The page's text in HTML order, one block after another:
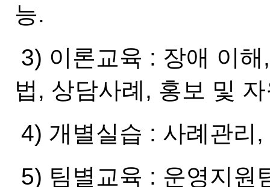
능.
3) 이론교육 : 장애 이
법, 상담사례, 홍보 및
4) 개별실습 : 사례관리
5) 팀별교육 : 운영지원